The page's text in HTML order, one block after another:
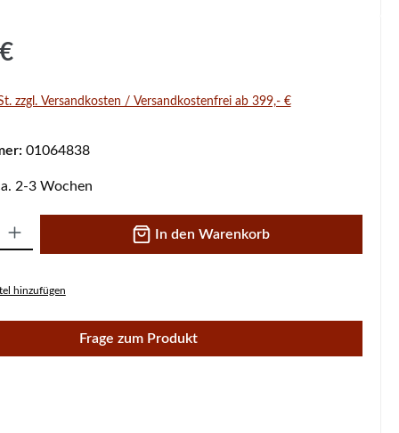
zzgl. Versandkosten / Versandkostenfrei ab 399,- €
01064838
2-3 Wochen
Gib den gewünschten Wert ein oder benutze die Schaltflächen um die
In den Warenkorb
hinzufügen
Frage zum Produkt